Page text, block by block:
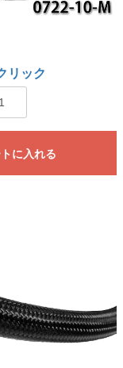
リック
に入れる